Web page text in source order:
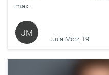
máx.
JM
Jula Merz, 19